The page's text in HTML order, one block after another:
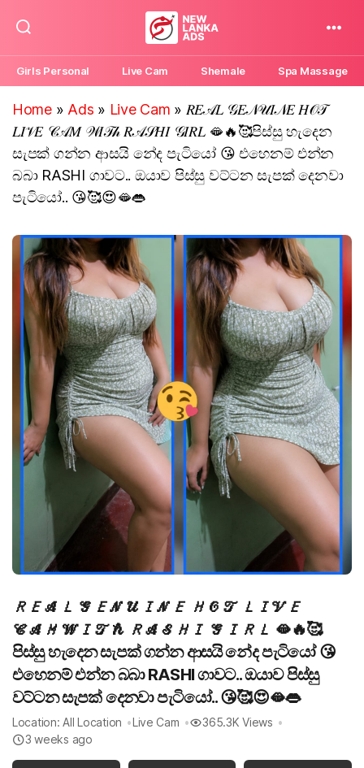
New
Lanka
Ads
Girls Personal Live Cam Shemale Spa Massage
Home» Ads » Live Cam » 𝑅𝐸𝒜𝐿 𝒢𝐸𝒩𝒰𝐼𝒩𝐸 𝐻𝒪𝒯
𝐿𝐼𝒱𝐸 𝒞𝒜𝑀 𝒲𝐼𝒯𝒽 𝑅𝒜𝒮𝐻𝐼 𝒢𝐼𝑅𝐿 🫦🔥🥰පිස්සු හැදෙන
සැපක් ගන්න ආසයි නේද පැටියෝ 😘 එහෙනම් එන්න
බබා RASHI ගාවට.. ඔයාව පිස්සු වට්ටන සැපක් දෙනවා
පැටියෝ.. 😘🥰😍🫦👄
𝑅𝐸𝒜𝐿 𝒢𝐸𝒩𝒰𝐼𝒩𝐸 𝐻𝒪𝒯 𝐿𝐼𝒱𝐸
𝒞𝒜𝑀 𝒲𝐼𝒯𝒽 𝑅𝒜𝒮𝐻𝐼 𝒢𝐼𝑅𝐿 🫦🔥🥰
පිස්සු හැදෙන සැපක් ගන්න ආසයි නේද පැටියෝ 😘
එහෙනම් එන්න බබා RASHI ගාවට.. ඔයාව පිස්සු
වට්ටන සැපක් දෙනවා පැටියෝ.. 😘🥰😍🫦👄
Location: All Location Live Cam
365.3K Views
3 weeks ago